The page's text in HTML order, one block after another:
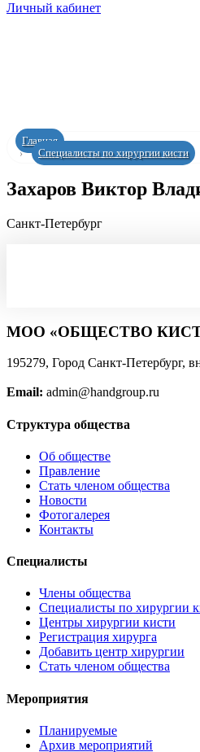
Личный кабинет
Главная
Специалисты по хирургии кисти
Захаров Виктор
Санкт-Петербург
МОО «ОБЩЕСТВО
195279, Город Санкт-
Email: admin@handgroup.ru
Структура общества
Об обществе
Правление
Стать членом общества
Новости
Фотогалерея
Контакты
Специалисты
Члены общества
Специалисты по хирургии
Центры хирургии кисти
Регистрация хирурга
Добавить центр хирургии
Стать членом общества
Мероприятия
Планируемые
Архив мероприятий